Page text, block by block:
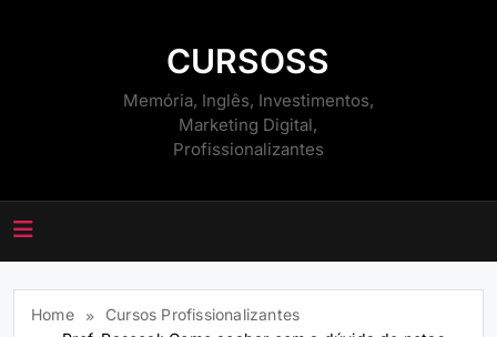
CURSOSS
Memória, Inglês, Investimentos,
Marketing Digital,
Profissionalizantes
Home
Cursos Profissionalizantes